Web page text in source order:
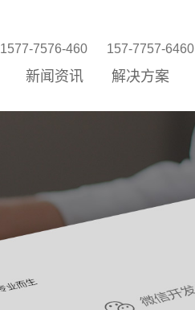
1577-7576-460 157-7757-6460
新闻资讯 解决方案